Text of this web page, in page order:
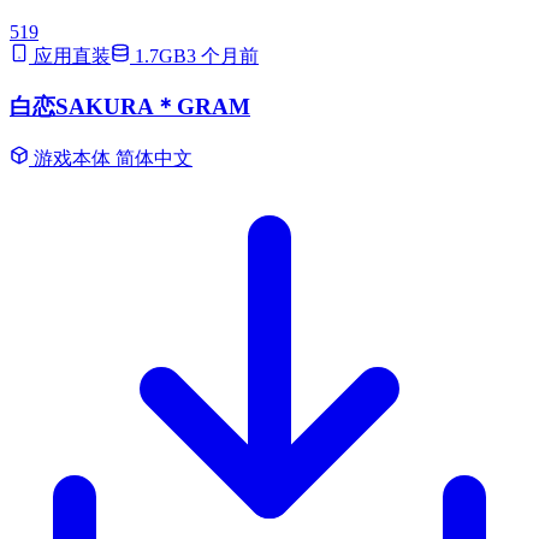
519
应用直装
1.7GB3 个月前
白恋SAKURA＊GRAM
游戏本体 简体中文